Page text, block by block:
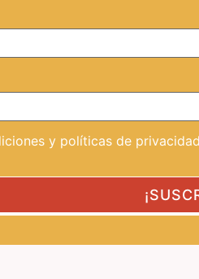
y políticas de